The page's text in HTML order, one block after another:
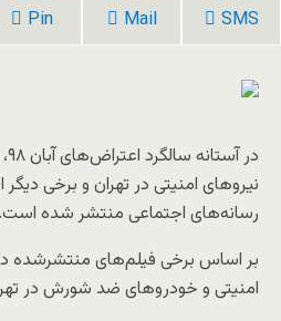
Pin Mail SMS
نیروهای امنیتی در تهران و برخی دیگر
رسانه‌های اجتماعی منتشر شده است.
بر اساس برخی فیلم‌های منتشرشده
امنیتی و خودروهای ضد شورش در